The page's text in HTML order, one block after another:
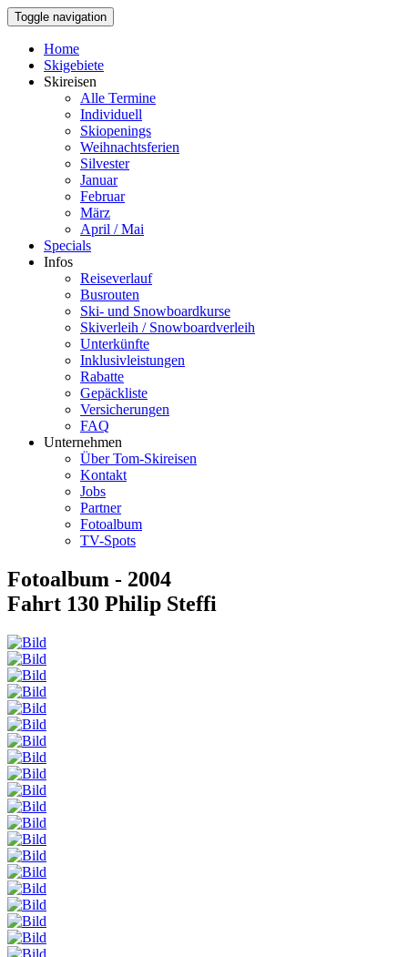
Toggle navigation
Home
Skigebiete
Skireisen
Alle Termine
Individuell
Skiopenings
Weihnachtsferien
Silvester
Januar
Februar
März
April / Mai
Specials
Infos
Reiseverlauf
Busrouten
Ski- und Snowboardkurse
Skiverleih / Snowboardverleih
Unterkünfte
Inklusivleistungen
Rabatte
Gepäckliste
Versicherungen
FAQ
Unternehmen
Über Tom-Skireisen
Kontakt
Jobs
Partner
Fotoalbum
TV-Spots
Fotoalbum - 2004
Fahrt 130 Philip Steffi